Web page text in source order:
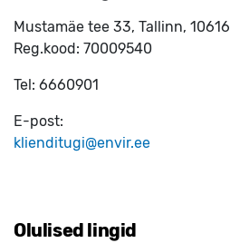
Mustamäe tee 33, Tallinn, 10616
Reg.kood: 70009540
Tel: 6660901
E-post:
klienditugi@envir.ee
Olulised lingid